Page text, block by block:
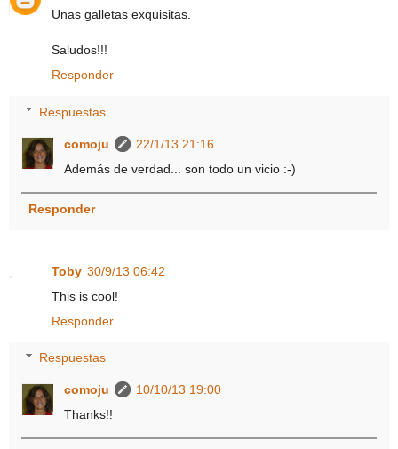
Unas galletas exquisitas.
Saludos!!!
Responder
Respuestas
comoju
22/1/13 21:16
Además de verdad... son todo un vicio :-)
Responder
Toby 30/9/13 06:42
This is cool!
Responder
Respuestas
comoju
10/10/13 19:00
Thanks!!